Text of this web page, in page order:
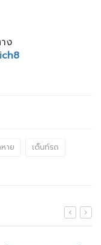
ง
าย
เต็นท์รถ